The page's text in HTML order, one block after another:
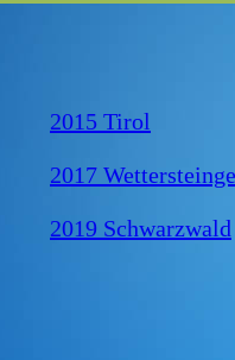
2015 Tirol
2017
2019 Schwarzwald